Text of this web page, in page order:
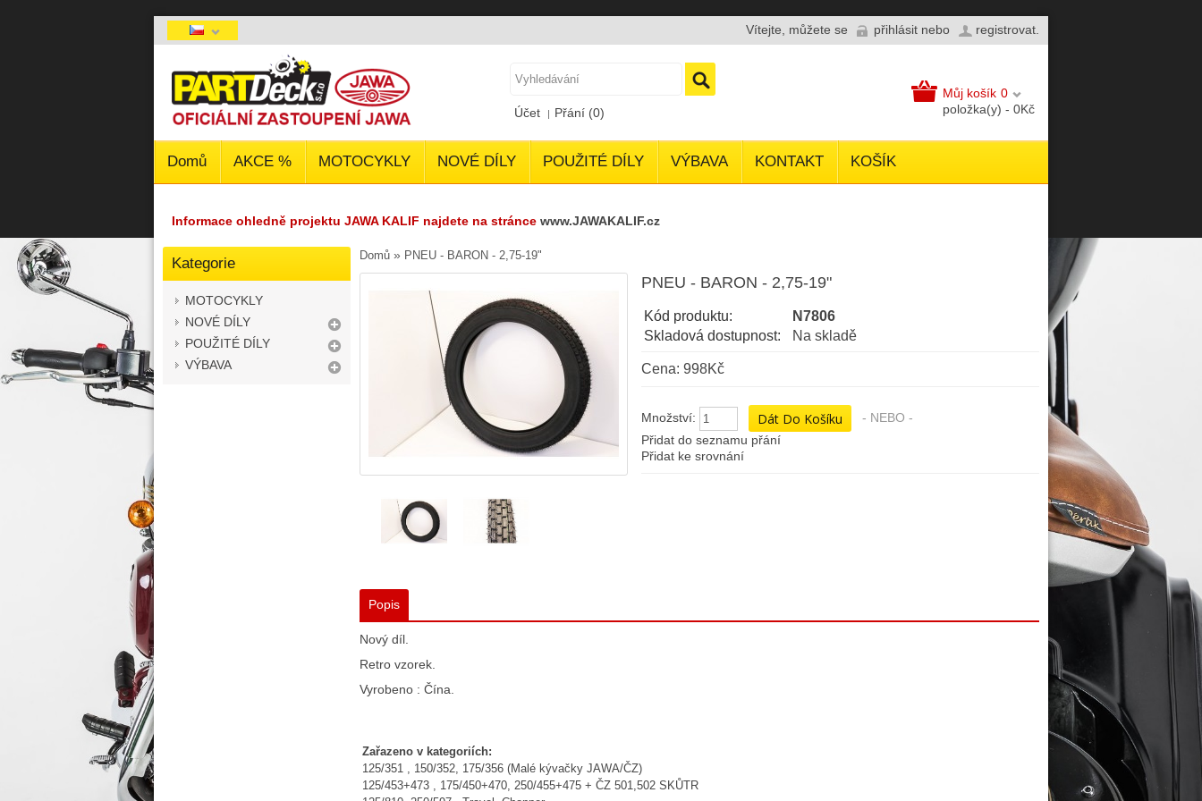
Vítejte, můžete se přihlásit nebo registrovat
Účet Přání (0)
Můj košík 0
položka(y) - 0Kč
Domů AKCE % MOTOCYKLY NOVÉ DÍLY POUŽITÉ DÍLY VÝBAVA KONTAKT KOŠÍK
Informace ohledně projektu JAWA KALIF najdete na stránce www.JAWAKALIF.cz
Kategorie
MOTOCYKLY
NOVÉ DÍLY
POUŽITÉ DÍLY
VÝBAVA
Domů » PNEU - BARON - 2,75-19"
PNEU - BARON - 2,75-19"
Kód produktu:
N7806
Skladová dostupnost:
Na skladě
Cena: 998Kč
Množství:
- NEBO -
Přidat do seznamu přání
Přidat ke srovnání
Popis
Nový díl.
Retro vzorek.
Vyrobeno : Čína.
Zařazeno v kategoriích:
125/351 , 150/352, 175/356 (Malé kývačky JAWA/ČZ)
125/453+473 , 175/450+470, 250/455+475 + ČZ 501,502 SKŮTR